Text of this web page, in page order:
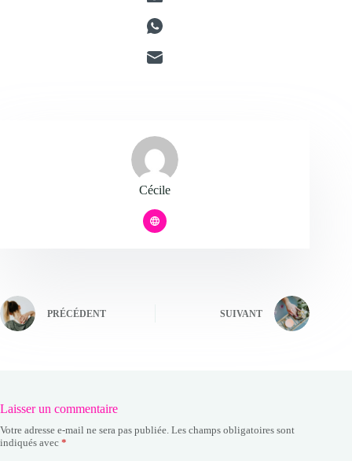
Cécile
PRÉCÉDENT SUIVANT
Laisser un commentaire
Votre adresse e-mail ne sera pas publiée. Les champs obligatoires sont
indiqués avec *